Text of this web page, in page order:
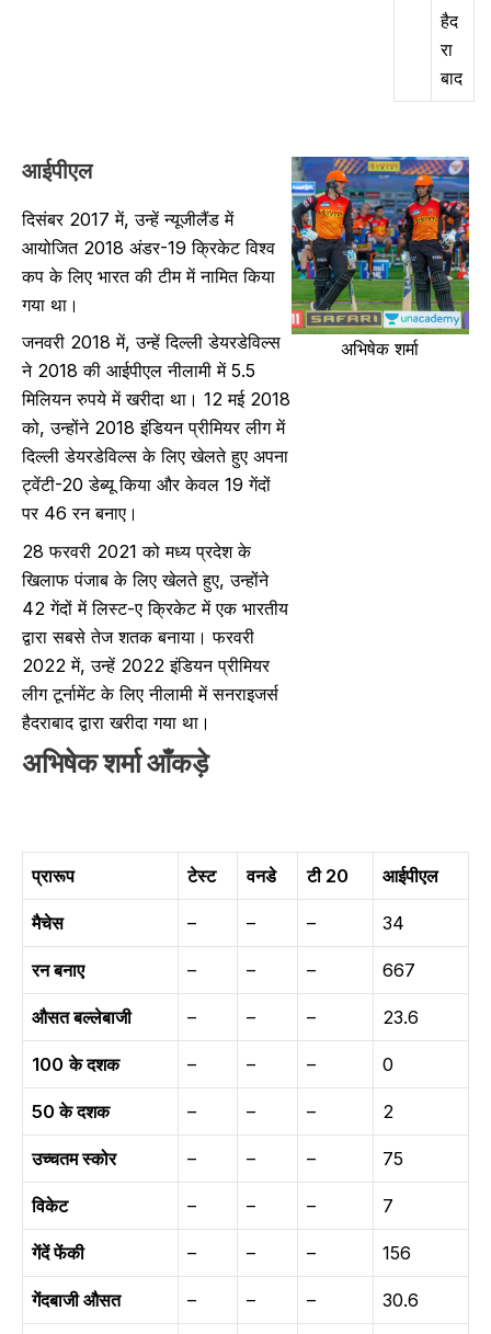
हैद
रा
बाद
आईपीएल
दिसंबर 2017 में, उन्हें न्यूजीलैंड में
आयोजित 2018 अंडर-19 क्रिकेट विश्व
कप के लिए भारत की टीम में नामित किया
गया था।
जनवरी 2018 में, उन्हें दिल्ली डेयरडेविल्स
ने 2018 की आईपीएल नीलामी में 5.5
मिलियन रुपये में खरीदा था। 12 मई 2018
को, उन्होंने 2018 इंडियन प्रीमियर लीग में
दिल्ली डेयरडेविल्स के लिए खेलते हुए अपना
ट्वेंटी-20 डेब्यू किया और केवल 19 गेंदों
पर 46 रन बनाए।
28 फरवरी 2021 को मध्य प्रदेश के
खिलाफ पंजाब के लिए खेलते हुए, उन्होंने
42 गेंदों में लिस्ट-ए क्रिकेट में एक भारतीय
द्वारा सबसे तेज शतक बनाया। फरवरी
2022 में, उन्हें 2022 इंडियन प्रीमियर
लीग टूर्नामेंट के लिए नीलामी में सनराइजर्स
हैदराबाद द्वारा खरीदा गया था।
अभिषेक शर्माआँकड़े
अभिषेक शर्मा
प्रारूप टेस्ट वनडे टी 20 आईपीएल
मैचेस – – – 34
रन बनाए – – – 667
औसत बल्लेबाजी – – – 23.6
100 के दशक – – – 0
50 के दशक – – – 2
उच्चतम स्कोर – – – 75
विकेट – – – 7
गेंदें फेंकी – – – 156
गेंदबाजी औसत – – – 30.6